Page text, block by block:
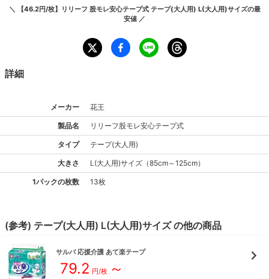
＼ 【46.2円/枚】リリーフ 股モレ安心テープ式 テープ(大人用) L(大人用)サイズの最
安値 ／
詳細
メーカー 花王
製品名 リリーフ股モレ安心テープ式
タイプ テープ(大人用)
大きさ L(大人用)サイズ （85cm～125cm）
1パックの枚数 13枚
(参考) テープ(大人用) L(大人用)サイズの他の商品
サルバ 応援介護 あて楽テープ
79.2 円/枚 ～